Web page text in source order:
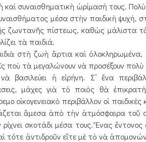
καὶ συναισθηματικὴ ὡρίμασή τους.
μέσα στὴν παιδικὴ
ζωντανῆς πίστεως, καθὼς μάλιστα τὸ
τὰ παιδιά.
στὴ ζωὴ ἄρτια καὶ ὁλοκληρωμένα,
ποὺ τὰ μεγαλώνουν νὰ προσέξουν
βασιλεύει ἡ εἰρήνη. Σ’ ἕνα
μάχες γιὰ τὸ ποιὸς θὰ
οἰκογενειακὸ περιβάλλον οἱ
ἄμεσα ἀπὸ τὴν ἀτμόσφαιρα τοῦ
σκοτάδι μέσα τους. Ἕνας
τότε ἀντιδροῦν εἴτε μὲ τὸ νὰ